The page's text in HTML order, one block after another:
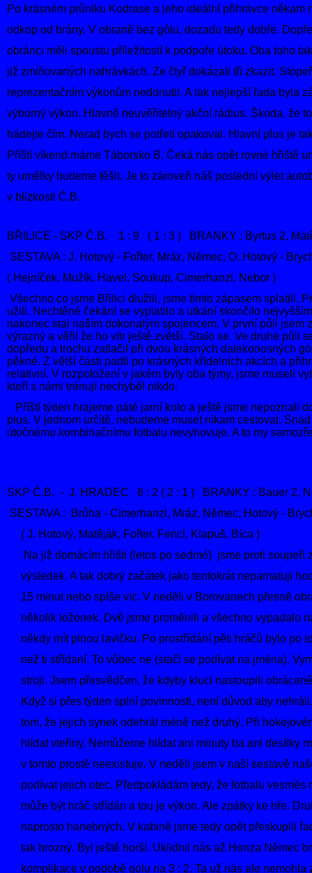
Po krásném průniku Kodrase a jeho ideální přihrávce někam
odkop od brány. V obraně bez gólu, dozadu tedy dobře.
obránci měli spoustu příležitostí k podpoře útoku. Oba toho
již zmiňovaných nahrávkách. Ze čtyř dokázali tři zkazit.
reprezentačním výkonům nedonutil. A tak nejlepší řada byla
výborný výkon. Hlavně neuvěřitelný akční rádius. Škoda, že
hádejte čím. Nerad bych se potřetí opakoval. Hlavní plus je
Příští víkend máme Táborsko B. Čeká nás opět rovné hřiště
ty umělky budeme těšit. Je to zároveň náš poslední výlet
v blízkosti Č.B.
BŘILICE - SKP Č.B. 1 : 9 ( 1 : 3 ) BRANKY : Byrtus 2,
SESTAVA : J. Hotový - Fořter, Mráz, Němec, O. Hotový -
( Hejníček, Mužík, Havel, Soukup, Cimerhanzl, Nebor )
Všechno co jsme Břilici dlužili, jsme tímto zápasem splatili.
užili. Nechtěné čekání se vyplatilo a utkání skončilo
nakonec stal naším dokonalým spojencem. V první půli jsem
výrazný a věřil že ho vítr ještě zvětší. Stalo se. Ve druhé půli
dopředu a trochu zatlačil při dvou krásných dalekonosných
pěkné. Z větší části padli po krásných křídelních akcích a
relativní. V rozpoložení v jakém byly oba týmy, jsme museli
kteří s námi trénují nechyběl nikdo.
Příští týden hrajeme páté jarní kolo a ještě jsme nepoznali
plus. V jednom určitě, nebudeme muset nikam cestovat.
útočnému kombinačnímu fotbalu nevyhovuje. A to my
SKP Č.B. - J. HRADEC 6 : 2 ( 2 : 1 ) BRANKY : Bauer 2,
SESTAVA : Brůha - Cimerhanzl, Mráz, Němec, Hotový -
( J. Hotový, Matěják, Fořter, Fencl, Klapuš, Bíca )
Na již domácím hřišti (letos po sedmé) jsme proti soupeři
výsledek. A tak dobrý začátek jako tentokrát nepamatuji
15 minut nebo spíše víc. V neděli v Borovanech přesně
několik loženek. Dvě jsme proměnili a všechno vypadalo
někdy mít plnou lavičku. Po prostřídání pěti hráčů bylo po
než ti střídaní. To vůbec ne (stačí se podívat na jména).
stroji. Jsem přesvědčen, že kdyby kluci nastoupili
Když si přes týden splní povinnosti, není důvod aby
tom, že jejich synek odehrál méně než druhý. Při
hlídat vteřiny. Nemůžeme hlídat ani minuty ba ani desítky
v tomto prostě neexistuje. V neděli jsem v naší sestavě
podívat jejich otec. Předpokládám tedy, že fotbalu vesměs
může být hráč střídán a tou je výkon. Ale zpátky ke hře.
naprosto hanebných. V kabině jsme tedy opět přeskupili
tak hrozný. Byl ještě horší. Uklidnil nás až Honza Němec
komplikace v podobě gólu na 3 : 2. Ta už nás ale nemohla